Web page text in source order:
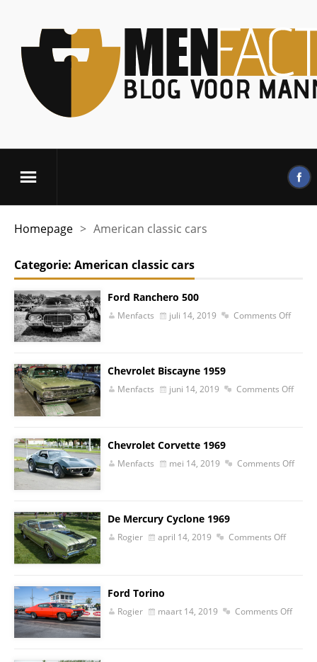
Homepage > American classic cars
Categorie: American classic cars
Ford Ranchero 500
Menfacts juli 14, 2019 Comments Off
Chevrolet Biscayne 1959
Menfacts juni 14, 2019 Comments Off
Chevrolet Corvette 1969
Menfacts mei 14, 2019 Comments Off
De Mercury Cyclone 1969
Rogier april 14, 2019 Comments Off
Ford Torino
Rogier maart 14, 2019 Comments Off